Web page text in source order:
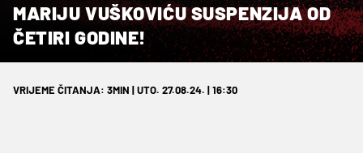
MARIJU VUŠKOVIĆU SUSPENZIJA OD
ČETIRI GODINE!
VRIJEME ČITANJA: 3MIN | UTO. 27.08.24. | 16:30